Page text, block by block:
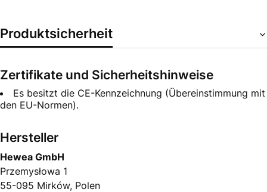
Produktsicherheit
Zertifikate und Sicherheitshinweise
Es besitzt die CE-Kennzeichnung (Übereinstimmung mit
den EU-Normen).
Hersteller
Hewea GmbH
Przemysłowa 1
55-095 Mirków, Polen